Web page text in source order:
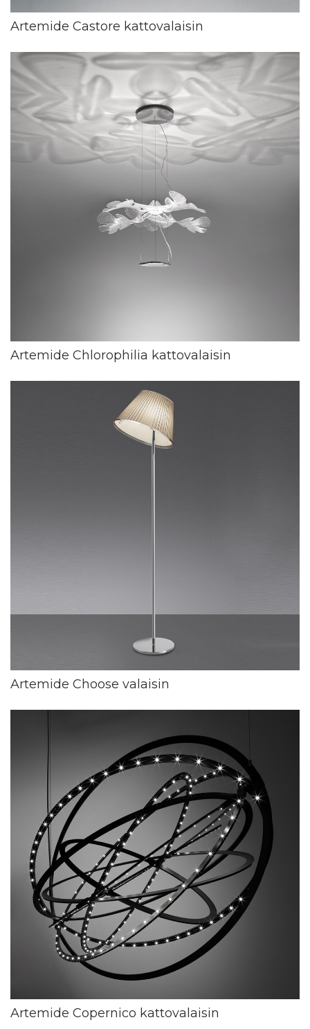
Artemide Castore kattovalaisin
Artemide Chlorophilia kattovalaisin
Artemide Choose valaisin
Artemide Copernico kattovalaisin